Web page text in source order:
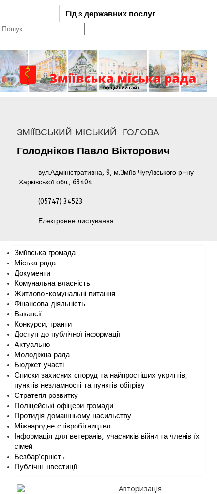
Гід з державних послуг
ЗМІЇВСЬКИЙ МІСЬКИЙ ГОЛОВА
Голодніков Павло Вікторович
вул.Адміністративна, 9, м.Зміїв Чугуївського р-ну
Харківської обл., 63404
(05747) 34523
Електронне листування
Зміївська громада
Міська рада
Документи
Комунальна власність
Житлово-комунальні питання
Фінансова діяльність
Вакансії
Конкурси, гранти
Доступ до публічної інформації
Актуально
Молодіжна рада
Бюджет участі
Списки захисних споруд та найпростіших укриттів,
пунктів незламності та пунктів обігріву
Стратегія розвитку
Поліцейські офіцери громади
Протидія домашньому насильству
Міжнародне співробітництво
Інформація для ветеранів, учасників війни та членів їх
сімей
Безбар’єрність
Публічні інвестиції
Авторизація